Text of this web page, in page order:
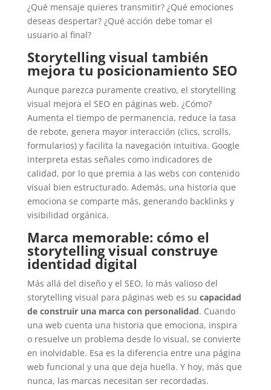
¿Qué mensaje quieres transmitir? ¿Qué emociones
deseas despertar? ¿Qué acción debe tomar el
usuario al final?
Storytelling visual también
mejora tu posicionamiento SEO
Aunque parezca puramente creativo, el storytelling
visual mejora el SEO en páginas web. ¿Cómo?
Aumenta el tiempo de permanencia, reduce la tasa
de rebote, genera mayor interacción (clics, scrolls,
formularios) y facilita la navegación intuitiva. Google
interpreta estas señales como indicadores de
calidad, por lo que premia a las webs con contenido
visual bien estructurado. Además, una historia que
emociona se comparte más, generando backlinks y
visibilidad orgánica.
Marca memorable: cómo el
storytelling visual construye
identidad digital
Más allá del diseño y el SEO, lo más valioso del
storytelling visual para páginas web es su capacidad
de construir una marca con personalidad. Cuando
una web cuenta una historia que emociona, inspira
o resuelve un problema desde lo visual, se convierte
en inolvidable. Esa es la diferencia entre una página
web funcional y una que deja huella. Y hoy, más que
nunca, las marcas necesitan ser recordadas.